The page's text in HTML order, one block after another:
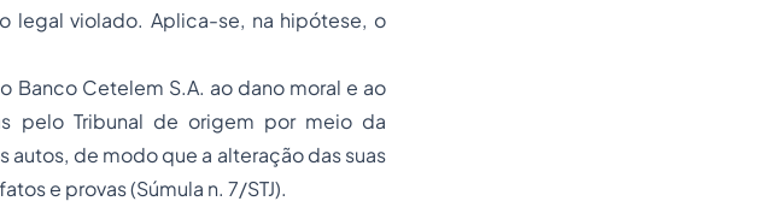
legal violado. Aplica-se, na hipótese, o
Banco Cetelem S.A. ao dano moral e ao
pelo Tribunal de origem por meio da
de modo que a alteração das suas
e provas (Súmula n. 7/STJ).